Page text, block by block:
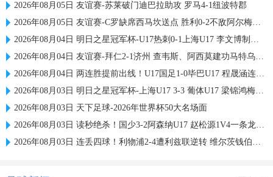
2026年08月05日 友谊赛-苏莱破门迪巴拉助攻 罗马4-1纽波特郡
2026年08月05日 友谊赛-C罗缺席西马坎送点 胜利0-2不敌阿尔梅里亚
2026年08月04日 明日之星冠军杯-U17热刺0-1上海U17 李文博制胜球
2026年08月04日 友谊赛-拜仁2-1济州 查韦斯、阿西莫建功马特乌斯彩虹过人送助攻
2026年08月04日 两连胜提前出线！U17国足1-0毕巴U17 程晟涵连场破门赵松源中楣
2026年08月03日 明日之星冠军杯-上海U17 3-3 葡体U17 梁锦鸿梅开二度
2026年08月03日 天下足球-2026年世界杯50大名场面
2026年08月03日 读秒绝杀！国少3-2阿森纳U17 赵松源1V4一条龙+造乌龙 程晟涵绝杀
2026年08月03日 连丢四球！利物浦2-4遭利兹联逆转 维尔茨钱伯斯破门凯尔凯兹失误